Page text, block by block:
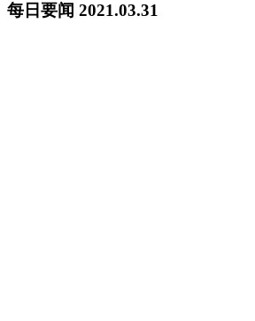
每日要闻 2021.03.31